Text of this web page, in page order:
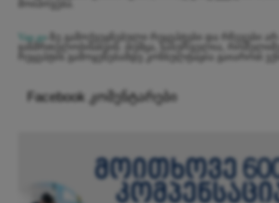
Vap.ge -ზე გამოქვეყნებული რეცეპტები და რჩევები არ
ჯანმრთელობისთვის. თუმცა, სასურველია,
რეცეპტის გამოყენებამდე კონსულტაცია გაიაროთ
Facebook კომენტარები